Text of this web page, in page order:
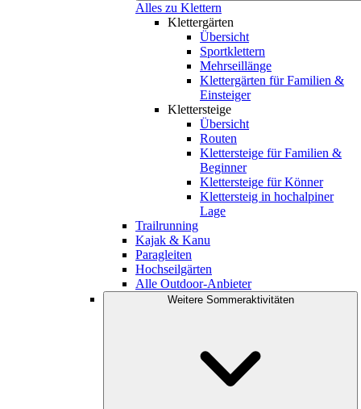
Alles zu Klettern
Klettergärten
Übersicht
Sportklettern
Mehrseillänge
Klettergärten für Familien &
Einsteiger
Klettersteige
Übersicht
Routen
Klettersteige für Familien &
Beginner
Klettersteige für Könner
Klettersteig in hochalpiner
Lage
Trailrunning
Kajak & Kanu
Paragleiten
Hochseilgärten
Alle Outdoor-Anbieter
Weitere Sommeraktivitäten